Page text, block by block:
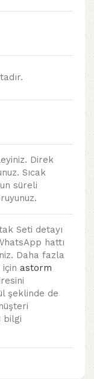
Direk
Sıcak
süreli
Seti detayı
hattı
Daha fazla
için astorm
şeklinde de
bilgi